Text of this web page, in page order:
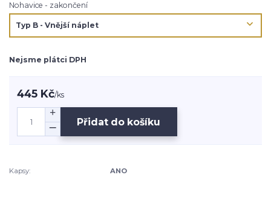
Nohavice - zakončení
Nejsme plátci DPH
445 Kč/ks
Přidat do košíku
Kapsy: ANO